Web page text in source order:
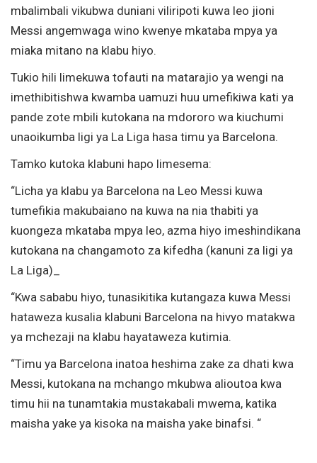
mbalimbali vikubwa duniani viliripoti kuwa leo jioni
Messi angemwaga wino kwenye mkataba mpya ya
miaka mitano na klabu hiyo.
Tukio hili limekuwa tofauti na matarajio ya wengi na
imethibitishwa kwamba uamuzi huu umefikiwa kati ya
pande zote mbili kutokana na mdororo wa kiuchumi
unaoikumba ligi ya La Liga hasa timu ya Barcelona.
Tamko kutoka klabuni hapo limesema:
“Licha ya klabu ya Barcelona na Leo Messi kuwa
tumefikia makubaiano na kuwa na nia thabiti ya
kuongeza mkataba mpya leo, azma hiyo imeshindikana
kutokana na changamoto za kifedha (kanuni za ligi ya
La Liga)_
“Kwa sababu hiyo, tunasikitika kutangaza kuwa Messi
hataweza kusalia klabuni Barcelona na hivyo matakwa
ya mchezaji na klabu hayataweza kutimia.
“Timu ya Barcelona inatoa heshima zake za dhati kwa
Messi, kutokana na mchango mkubwa alioutoa kwa
timu hii na tunamtakia mustakabali mwema, katika
maisha yake ya kisoka na maisha yake binafsi. “